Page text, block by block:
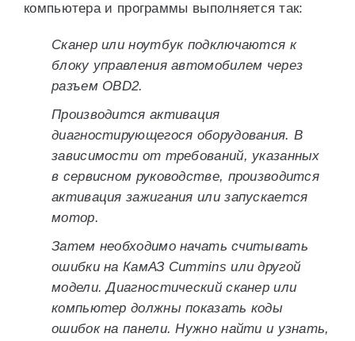
компьютера и программы выполняется так:
Сканер или ноутбук подключаются к
блоку управления автомобилем через
разъем OBD2.
Производится активация
диагностирующегося оборудования. В
зависимости от требований, указанных
в сервисном руководстве, производится
активация зажигания или запускается
мотор.
Затем необходимо начать считывать
ошибки на КамАЗ Cummins или другой
модели. Диагностический сканер или
компьютер должны показать коды
ошибок на панели. Нужно найти и узнать,